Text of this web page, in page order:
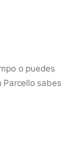
o puedes
Parcello sabes